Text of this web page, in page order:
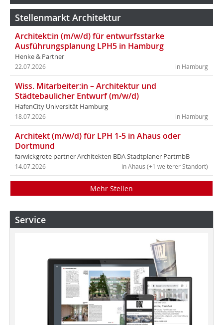
Stellenmarkt Architektur
Architekt:in (m/w/d) für entwurfsstarke
Ausführungsplanung LPH5 in Hamburg
Henke & Partner
in Hamburg
22.07.2026
Wiss. Mitarbeiter:in – Architektur und
Städtebaulicher Entwurf (m/w/d)
HafenCity Universität Hamburg
in Hamburg
18.07.2026
Architekt (m/w/d) für LPH 1-5 in Ahaus oder
Dortmund
farwickgrote partner Architekten BDA Stadtplaner PartmbB
in Ahaus (+1 weiterer Standort)
14.07.2026
Mehr Stellen
Service